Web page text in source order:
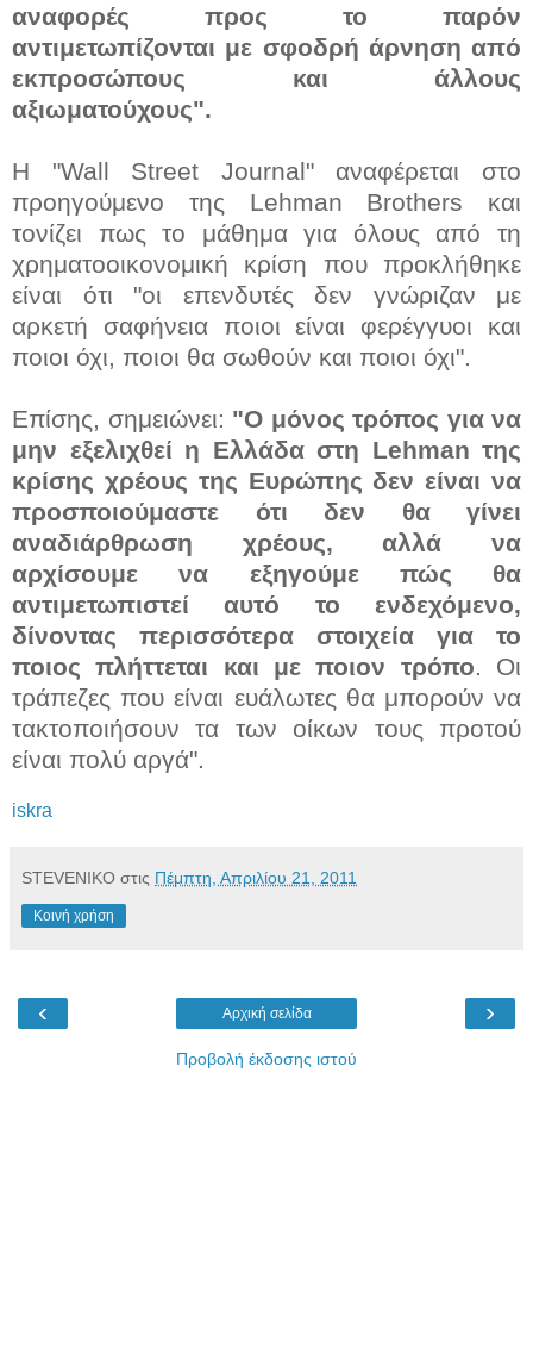
αναφορές προς το παρόν
αντιμετωπίζονται με σφοδρή άρνηση από
εκπροσώπους και άλλους
αξιωματούχους".
Η "Wall Street Journal" αναφέρεται στο
προηγούμενο της Lehman Brothers και
τονίζει πως το μάθημα για όλους από τη
χρηματοοικονομική κρίση που προκλήθηκε
είναι ότι "οι επενδυτές δεν γνώριζαν με
αρκετή σαφήνεια ποιοι είναι φερέγγυοι και
ποιοι όχι, ποιοι θα σωθούν και ποιοι όχι".
Επίσης, σημειώνει: "Ο μόνος τρόπος για να
μην εξελιχθεί η Ελλάδα στη Lehman της
κρίσης χρέους της Ευρώπης δεν είναι να
προσποιούμαστε ότι δεν θα γίνει
αναδιάρθρωση χρέους, αλλά να
αρχίσουμε να εξηγούμε πώς θα
αντιμετωπιστεί αυτό το ενδεχόμενο,
δίνοντας περισσότερα στοιχεία για το
ποιος πλήττεται και με ποιον τρόπο . Οι
τράπεζες που είναι ευάλωτες θα μπορούν να
τακτοποιήσουν τα των οίκων τους προτού
είναι πολύ αργά".
iskra
STEVENIKO στις Πέμπτη, Απριλίου 21, 2011
Κοινή χρήση
‹ ›
Αρχική σελίδα
Προβολή έκδοσης ιστού